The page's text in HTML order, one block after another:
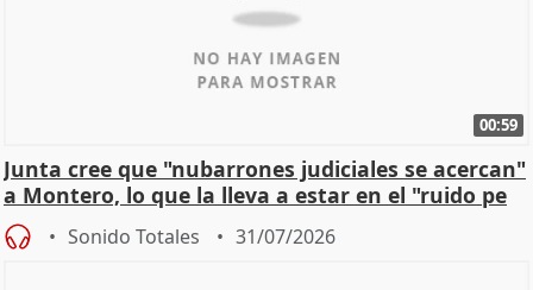
00:59
Junta cree que "nubarrones judiciales se acercan"
a Montero, lo que la lleva a estar en el "ruido pe
Sonido Totales 31/07/2026